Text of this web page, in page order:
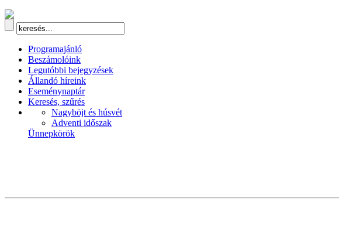
Programajánló
Beszámolóink
Legutóbbi bejegyzések
Állandó híreink
Eseménynaptár
Keresés, szűrés
Nagyböjt és húsvét
Adventi időszak
Ünnepkörök